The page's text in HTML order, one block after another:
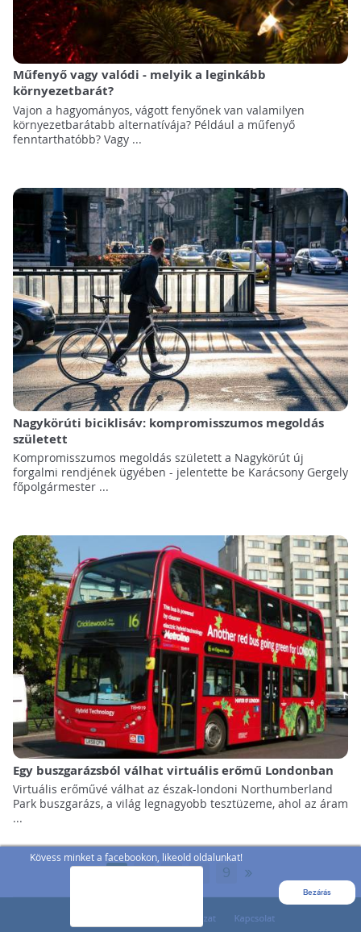
Kövess minket a facebookon, likeold oldalunkat!
Bezárás
Műfenyő vagy valódi - melyik a leginkább
környezetbarát?
Vajon a hagyományos, vágott fenyőnek van valamilyen
környezetbarátabb alternatívája? Például a műfenyő
fenntarthatóbb? Vagy ...
Nagykörúti biciklisáv: kompromisszumos megoldás
született
Kompromisszumos megoldás született a Nagykörút új
forgalmi rendjének ügyében - jelentette be Karácsony Gergely
főpolgármester ...
Egy buszgarázsból válhat virtuális erőmű Londonban
Virtuális erőművé válhat az észak-londoni Northumberland
Park buszgarázs, a világ legnagyobb tesztüzeme, ahol az áram
...
... 9 »